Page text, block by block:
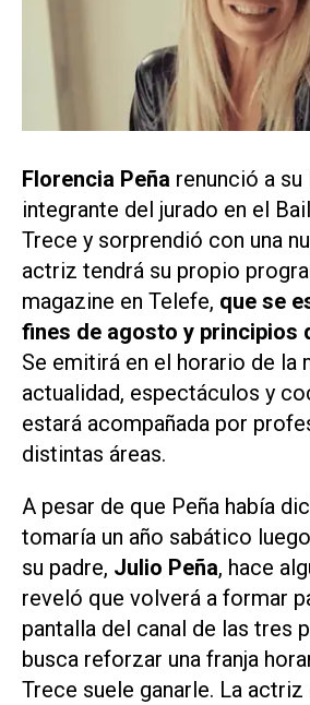
Florencia Peña renunció a
integrante del jurado en el
Trece y sorprendió con una
actriz tendrá su propio
magazine en Telefe, que se
fines de agosto y principios
Se emitirá en el horario de la
actualidad, espectáculos y
estará acompañada por
distintas áreas.
A pesar de que Peña había
tomaría un año sabático
su padre, Julio Peña, hace
reveló que volverá a formar
pantalla del canal de las tres
busca reforzar una franja
Trece suele ganarle. La